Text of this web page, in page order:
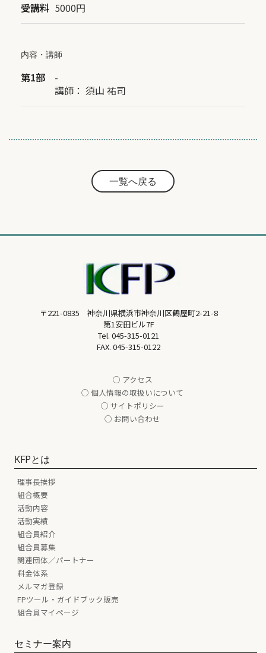
受講料 5000円
内容・講師
第1部
-
講師： 須山 祐司
一覧へ戻る
〒221-0835 神奈川県横浜市神奈川区鶴屋町2-21-8
第1安田ビル7F
Tel. 045-315-0121
FAX. 045-315-0122
○ アクセス
○ 個人情報の取扱いについて
○ サイトポリシー
○ お問い合わせ
KFPとは
理事長挨拶
組合概要
活動内容
活動実績
組合員紹介
組合員募集
関連団体／パートナー
料金体系
メルマガ登録
FPツール・ガイドブック販売
組合員マイページ
セミナー案内